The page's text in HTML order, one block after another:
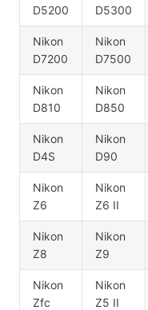
D5200
D5300
Nikon
D7200
Nikon
D7500
Nikon
D810
Nikon
D850
Nikon
D4S
Nikon
D90
Nikon
Z6
Nikon
Z6 II
Nikon
Z8
Nikon
Z9
Nikon
Zfc
Nikon
Z5 II